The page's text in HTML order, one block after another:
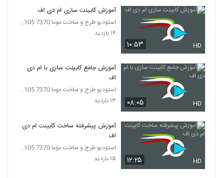
۱۰:۵۳ HD
آموزش کابینت سازی ام دی اف
استودیو طرح و ساخت موما 7370 7105-021
۱۴ بازدید
۰۸:۰۵ HD
آموزش جامع کابینت سازی با ام دی
اف
استودیو طرح و ساخت موما 7370 7105-021
۱۳ بازدید
۱۲:۲۵ HD
آموزش پیشرفته ساخت کابینت ام دی
اف
استودیو طرح و ساخت موما 7370 7105-021
۱۵ بازدید